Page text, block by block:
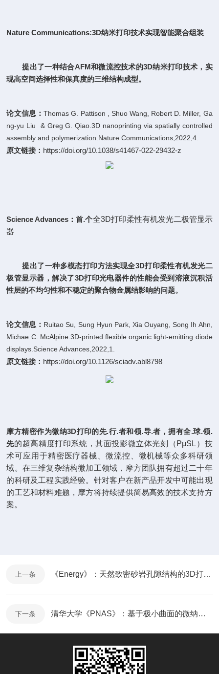
Nature Communications:3D纳米打印技术实现智能聚合组装
提出了一种结合AFM和微流控技术的3D纳米打印技术，实
现高空间选择性和保真度的三维结构成型。
论文信息：Thomas G. Pattison , Shuo Wang, Robert D. Miller, Ga
ng-yu Liu & Greg G. Qiao.3D nanoprinting via spatially controlled
assembly and polymerization.Nature Communications,2022,4.
原文链接： https://doi.org/10.1038/s41467-022-29432-z
Science Advances：首.个全3D打印柔性有机发光二极管显示
器
提出了一种多模态打印方法实现全3D打印柔性有机发光二
极管显示器，解决了3D打印光电器件的性能会受到溶液沉积活
性层的不均匀性和不稳定的聚合物金属结影响的问题。
论文信息： Ruitao Su, Sung Hyun Park, Xia Ouyang, Song Ih Ahn,
Michae C. McAlpine.3D-printed flexible organic light-emitting diode
displays.Science Advances,2022,1.
原文链接： https://doi.org/10.1126/sciadv.abl8798
摩方精密作为微纳3D打印的先.行.者和领.导.者，拥有全.球.领.
先的超高精度打印系统，其面投影微立体光刻（PμSL）技
术可应用于精密医疗器械、微流控、微机械等众多科研领
域。在三维复杂结构微加工领域，摩方团队拥有超过二十年
的科研及工程实践经验。针对客户在新产品开发中可能出现
的工艺和材料难题，摩方将持续提供简易高效的技术支持方
案。
上一条 《Energy》：天然致密砂岩孔隙结构的3D打印与流体输运特性研究
下一条 清华大学《PNAS》：基于极小曲面的微纳米点阵材料的优异力学性能